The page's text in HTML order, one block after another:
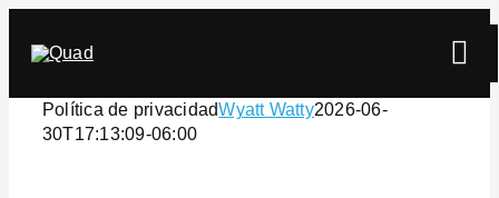
content
Política de privacidadWyatt Watty2026-06-
30T17:13:09-06:00